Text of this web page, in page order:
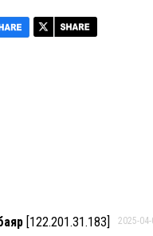
[122.201.31.183] 2025-